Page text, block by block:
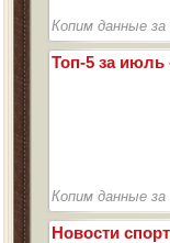
Копим данные за
Топ-5 за июль
Копим данные за
Новости